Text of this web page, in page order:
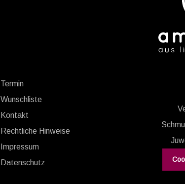
Termin
Wunschliste
Kontakt
Rechtliche Hinweise
Impressum
Datenschutz